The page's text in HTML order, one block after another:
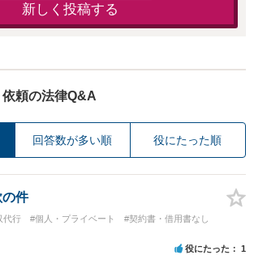
新しく投稿する
頼の法律Q&A
回答数が多い順 役にたった順
件
代行 #個人・プライベート
#契約書・借用書なし
役にたった 1